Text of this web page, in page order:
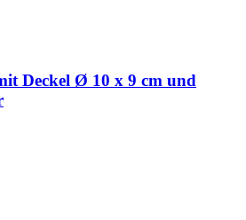
Deckel Ø 10 x 9 cm und